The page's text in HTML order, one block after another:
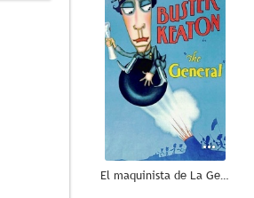
El maquinista de La General